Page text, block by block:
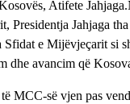
Atifete Jahjaga.
Presidentja Jahjaga
e Mijëvjeçarit si
dhe avancim që
MCC-së vjen pas